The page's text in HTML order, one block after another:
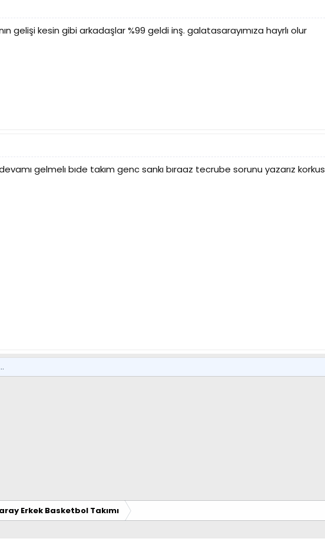
gelişi kesin gibi arkadaşlar %99 geldi inş. galatasarayımıza hayrlı olur
gelmelı bıde takım genc sankı bıraaz tecrube sorunu yazarız
posta
Erkek Basketbol Takımı